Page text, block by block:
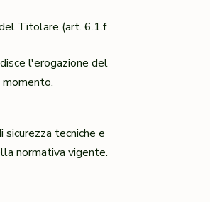
Titolare (art. 6.1.f
l'erogazione del
tecniche e
normativa vigente.